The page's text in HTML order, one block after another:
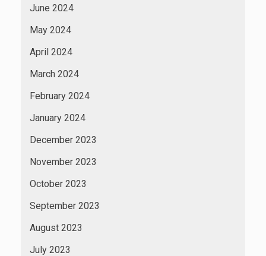
June 2024
May 2024
April 2024
March 2024
February 2024
January 2024
December 2023
November 2023
October 2023
September 2023
August 2023
July 2023